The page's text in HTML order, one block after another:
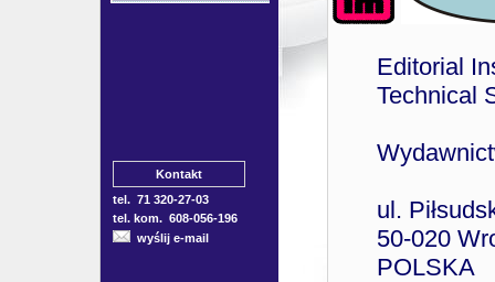
Kontakt
tel. 71 320-27-03
tel. kom. 608-056-196
wyślij e-mail
Editorial
Technical
ul.
50-020
POLSKA